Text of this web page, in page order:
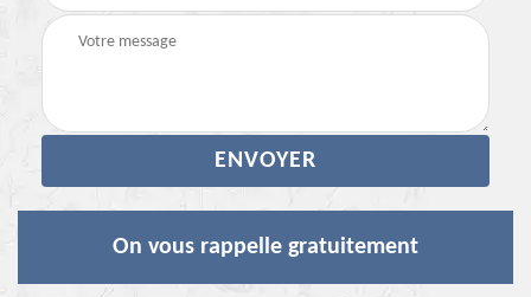
On vous rappelle gratuitement